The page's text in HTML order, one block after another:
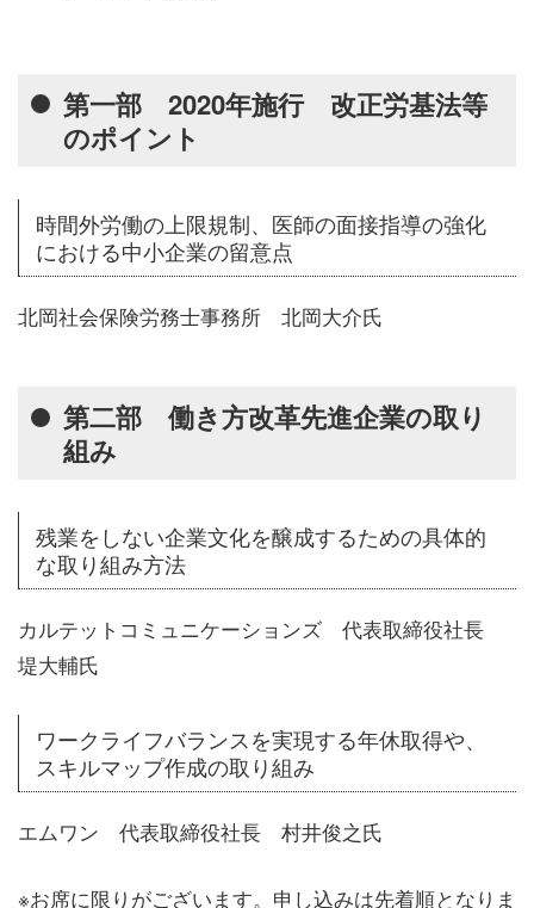
第一部 2020年施行 改正労基法等
のポイント
時間外労働の上限規制、医師の面接指導の強化
における中小企業の留意点
北岡社会保険労務士事務所 北岡大介氏
第二部 働き方改革先進企業の取り
組み
残業をしない企業文化を醸成するための具体的
な取り組み方法
カルテットコミュニケーションズ 代表取締役社長
堤大輔氏
ワークライフバランスを実現する年休取得や、
スキルマップ作成の取り組み
エムワン 代表取締役社長 村井俊之氏
※お席に限りがございます。申し込みは先着順となりま